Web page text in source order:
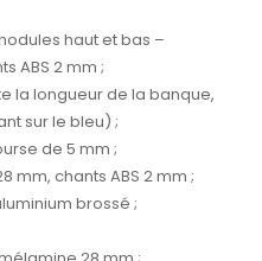
haut et bas –
ABS 2 mm ;
la longueur de la banque,
sur le bleu) ;
de 5 mm ;
mm, chants ABS 2 mm ;
brossé ;